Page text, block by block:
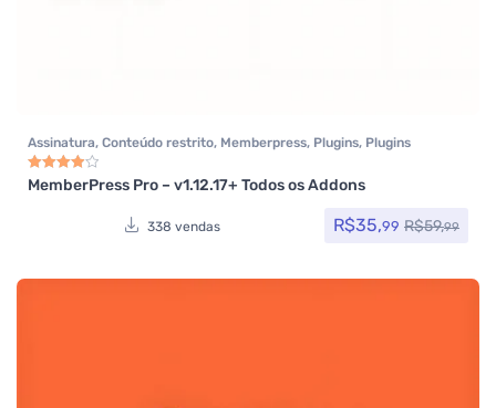
Assinatura, Conteúdo restrito, Memberpress, Plugins, Plugins
Wocoomerce
MemberPress Pro – v1.12.17+ Todos os Addons
338 vendas R$35,99 R$59,99